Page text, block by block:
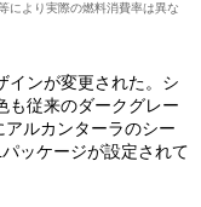
により実際の燃料消費率は異な
インが変更された。シ
も従来のダークグレー
ルカンターラのシー
ッケージが設定されて